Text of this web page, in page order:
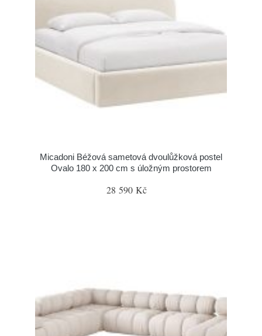
Micadoni Béžová sametová dvoulůžková postel
Ovalo 180 x 200 cm s úložným prostorem
28 590 Kč